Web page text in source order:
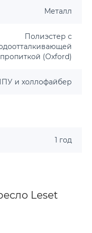
Металл
Полиэстер с
пропиткой (Oxford)
и холлофайбер
1 год
Leset